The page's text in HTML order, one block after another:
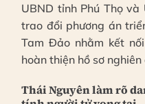
UBND tỉnh Phú Thọ
trao đổi phương án
Tam Đảo nhằm kết
hoàn thiện hồ sơ
Thái Nguyên làm rõ